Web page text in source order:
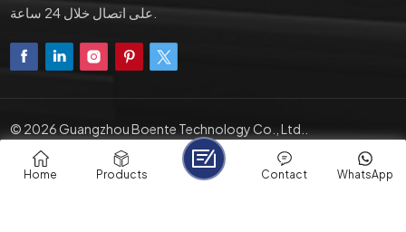
© 2026 Guangzhou Boente Technology Co., Ltd..
| سياسة الخصوصية
IPv6 Network Supported
Friendly Links :
PRO1 Adapters
Home Products WhatsApp
Contact